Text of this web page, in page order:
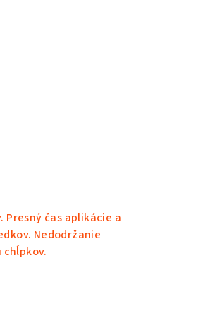
čas aplikácie a
Nedodržanie